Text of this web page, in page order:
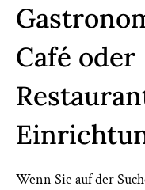
Café oder
Wenn Sie auf der